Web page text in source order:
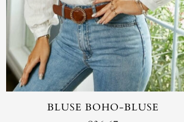
BLUSE BOHO-BLUSE